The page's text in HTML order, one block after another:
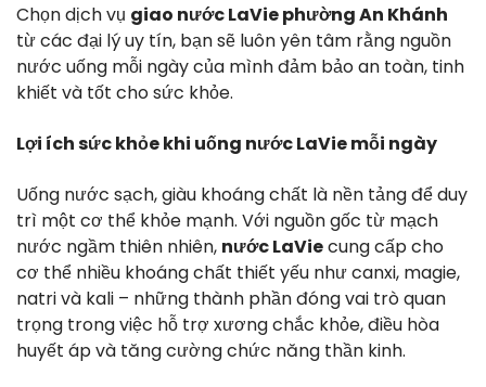
Chọn dịch vụ giao nước LaVie phường An Khánh
từ các đại lý uy tín, bạn sẽ luôn yên tâm rằng nguồn
nước uống mỗi ngày của mình đảm bảo an toàn, tinh
khiết và tốt cho sức khỏe.
Lợi ích sức khỏe khi uống nước LaVie mỗi ngày
Uống nước sạch, giàu khoáng chất là nền tảng để duy
trì một cơ thể khỏe mạnh. Với nguồn gốc từ mạch
nước ngầm thiên nhiên, nước LaViecung cấp cho
cơ thể nhiều khoáng chất thiết yếu như canxi, magie,
natri và kali – những thành phần đóng vai trò quan
trọng trong việc hỗ trợ xương chắc khỏe, điều hòa
huyết áp và tăng cường chức năng thần kinh.